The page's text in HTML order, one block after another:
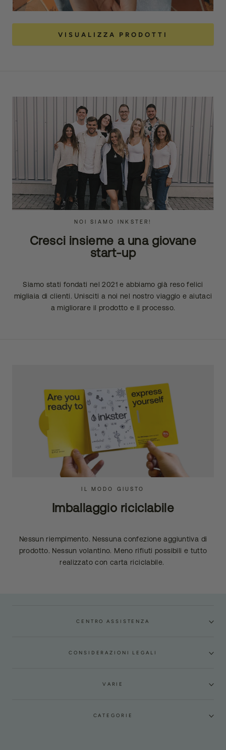
VISUALIZZA PRODOTTI
NOI SIAMO INKSTER!
Cresci insieme a una giovane
start-up
Siamo stati fondati nel 2021 e abbiamo già reso felici
migliaia di clienti. Unisciti a noi nel nostro viaggio e aiutaci
a migliorare il prodotto e il processo.
IL MODO GIUSTO
Imballaggio riciclabile
Nessun riempimento. Nessuna confezione aggiuntiva di
prodotto. Nessun volantino. Meno rifiuti possibili e tutto
realizzato con carta riciclabile.
CENTRO ASSISTENZA
CONSIDERAZIONI LEGALI
VARIE
CATEGORIE